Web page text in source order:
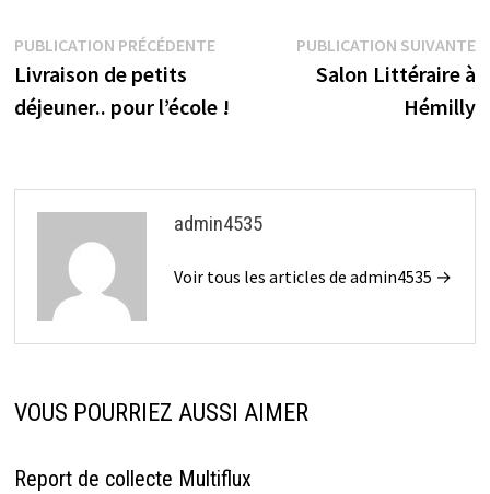
Navigation
de
PUBLICATION PRÉCÉDENTEPublication
Livraison de petits
déjeuner.. pour l’école !
PUBLICATION SUIVANTE
Salon Littéraire à
Hémilly
admin4535
Voir tous les articles de admin4535 →
VOUS POURRIEZ AUSSI AIMER
Report de collecte Multiflux